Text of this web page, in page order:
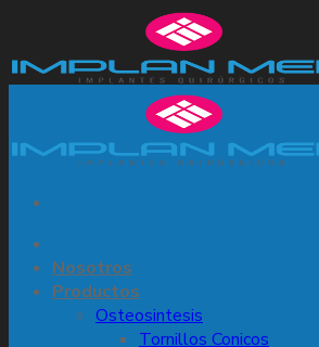
content
Nosotros
Productos
Osteosintesis
Tornillos Conicos